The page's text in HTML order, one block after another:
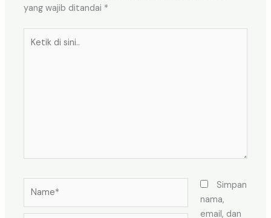
yang wajib ditandai *
Simpan
nama,
email, dan